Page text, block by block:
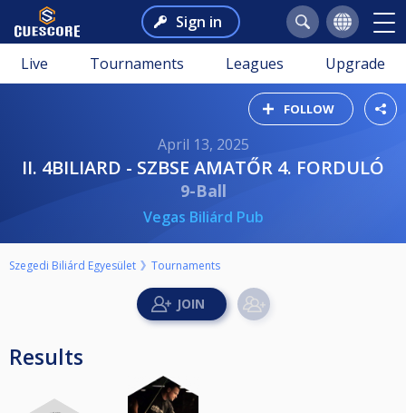
Sign in
Live Tournaments Leagues Upgrade
FOLLOW
April 13, 2025
II. 4BILIARD - SZBSE AMATŐR 4. FORDULÓ
9-Ball
Vegas Biliárd Pub
Szegedi Biliárd Egyesület Tournaments
Results